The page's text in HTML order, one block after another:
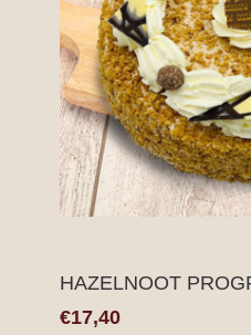
HAZELNOOT
€17,40